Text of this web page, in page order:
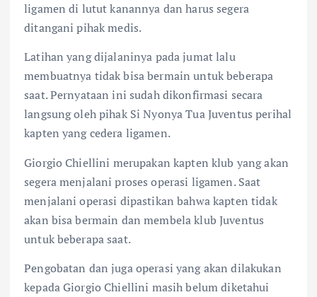
ligamen di lutut kanannya dan harus segera
ditangani pihak medis.
Latihan yang dijalaninya pada jumat lalu
membuatnya tidak bisa bermain untuk beberapa
saat. Pernyataan ini sudah dikonfirmasi secara
langsung oleh pihak Si Nyonya Tua Juventus perihal
kapten yang cedera ligamen.
Giorgio Chiellini merupakan kapten klub yang akan
segera menjalani proses operasi ligamen. Saat
menjalani operasi dipastikan bahwa kapten tidak
akan bisa bermain dan membela klub Juventus
untuk beberapa saat.
Pengobatan dan juga operasi yang akan dilakukan
kepada Giorgio Chiellini masih belum diketahui